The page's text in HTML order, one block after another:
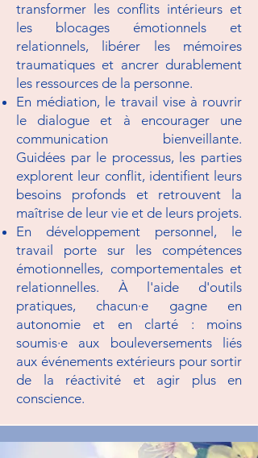
transformer les conflits intérieurs et
les blocages émotionnels et
relationnels, libérer les mémoires
traumatiques et ancrer durablement
les ressources de la personne.
En médiation, le travail vise à rouvrir
le dialogue et à encourager une
communication bienveillante.
Guidées par le processus, les parties
explorent leur conflit, identifient leurs
besoins profonds et retrouvent la
maîtrise de leur vie et de leurs projets.
En développement personnel, le
travail porte sur les compétences
émotionnelles, comportementales et
relationnelles. À l'aide d'outils
pratiques, chacun·e gagne en
autonomie et en clarté : moins
soumis·e aux bouleversements liés
aux événements extérieurs pour sortir
de la réactivité et agir plus en
conscience.